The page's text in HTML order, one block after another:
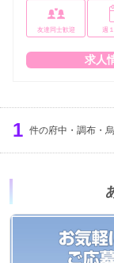
友達同士歓迎 週
求人
1 件の府中・調布・